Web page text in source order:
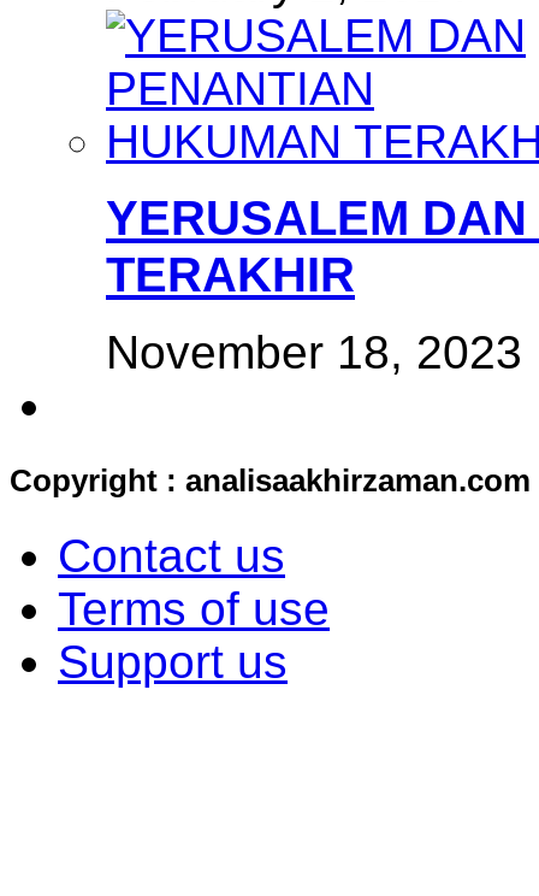
YERUSALEM
TERAKHIR
November 18, 2023
Copyright : analisaakhirzaman.com
Contact us
Terms of use
Support us